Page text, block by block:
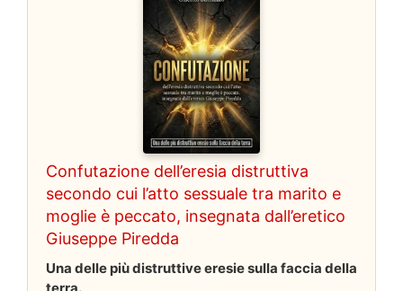
Confutazione dell’eresia distruttiva
secondo cui l’atto sessuale tra marito e
moglie è peccato, insegnata dall’eretico
Giuseppe Piredda
Una delle più distruttive eresie sulla faccia della